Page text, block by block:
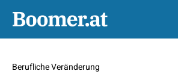
Berufliche Veränderung